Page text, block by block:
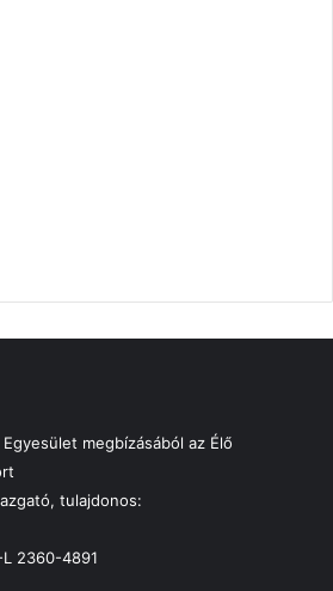
megbízásából az Élő
tulajdonos:
L 2360-4891